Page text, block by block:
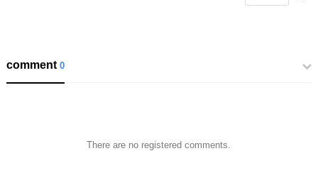
comment0
There are no registered comments.